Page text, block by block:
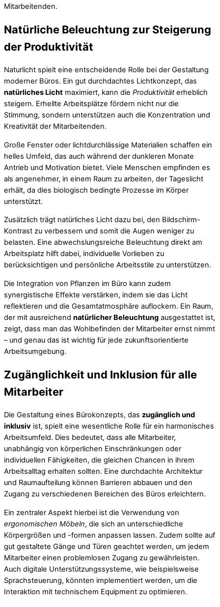
Mitarbeitenden.
Natürliche Beleuchtung zur Steigerung
der Produktivität
Naturlicht spielt eine entscheidende Rolle bei der Gestaltung
moderner Büros. Ein gut durchdachtes Lichtkonzept, das
natürliches Licht maximiert, kann die Produktivitäterheblich
steigern. Erhellte Arbeitsplätze fördern nicht nur die
Stimmung, sondern unterstützen auch die Konzentration und
Kreativität der Mitarbeitenden.
Große Fenster oder lichtdurchlässige Materialien schaffen ein
helles Umfeld, das auch während der dunkleren Monate
Antrieb und Motivation bietet. Viele Menschen empfinden es
als angenehmer, in einem Raum zu arbeiten, der Tageslicht
erhält, da dies biologisch bedingte Prozesse im Körper
unterstützt.
Zusätzlich trägt natürliches Licht dazu bei, den Bildschirm-
Kontrast zu verbessern und somit die Augen weniger zu
belasten. Eine abwechslungsreiche Beleuchtung direkt am
Arbeitsplatz hilft dabei, individuelle Vorlieben zu
berücksichtigen und persönliche Arbeitsstile zu unterstützen.
Die Integration von Pflanzen im Büro kann zudem
synergistische Effekte verstärken, indem sie das Licht
reflektieren und die Gesamtatmosphäre auflockern. Ein Raum,
der mit ausreichend natürlicher Beleuchtung ausgestattet ist,
zeigt, dass man das Wohlbefinden der Mitarbeiter ernst nimmt
– und genau das ist wichtig für jede zukunftsorientierte
Arbeitsumgebung.
Zugänglichkeit und Inklusion für alle
Mitarbeiter
Die Gestaltung eines Bürokonzepts, das zugänglich und
inklusiv ist, spielt eine wesentliche Rolle für ein harmonisches
Arbeitsumfeld. Dies bedeutet, dass alle Mitarbeiter,
unabhängig von körperlichen Einschränkungen oder
individuellen Fähigkeiten, die gleichen Chancen in ihrem
Arbeitsalltag erhalten sollten. Eine durchdachte Architektur
und Raumaufteilung können Barrieren abbauen und den
Zugang zu verschiedenen Bereichen des Büros erleichtern.
Ein zentraler Aspekt hierbei ist die Verwendung von
ergonomischen Möbeln, die sich an unterschiedliche
Körpergrößen und -formen anpassen lassen. Zudem sollte auf
gut gestaltete Gänge und Türen geachtet werden, um jedem
Mitarbeiter einen problemlosen Zugang zu gewährleisten.
Auch digitale Unterstützungssysteme, wie beispielsweise
Sprachsteuerung, könnten implementiert werden, um die
Interaktion mit technischem Equipment zu optimieren.